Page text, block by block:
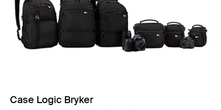
Case Logic Bryker